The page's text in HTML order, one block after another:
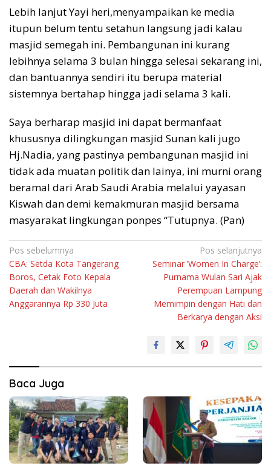
Lebih lanjut Yayi heri,menyampaikan ke media
itupun belum tentu setahun langsung jadi kalau
masjid semegah ini. Pembangunan ini kurang
lebihnya selama 3 bulan hingga selesai sekarang ini,
dan bantuannya sendiri itu berupa material
sistemnya bertahap hingga jadi selama 3 kali.
Saya berharap masjid ini dapat bermanfaat
khususnya dilingkungan masjid Sunan kali jugo
Hj.Nadia, yang pastinya pembangunan masjid ini
tidak ada muatan politik dan lainya, ini murni orang
beramal dari Arab Saudi Arabia melalui yayasan
Kiswah dan demi kemakmuran masjid bersama
masyarakat lingkungan ponpes “Tutupnya. (Pan)
Navigasi
pos
Pos sebelumnya
CBA: Setda Kota Tangerang
Boros, Cetak Foto Kepala
Daerah dan Wakilnya
Anggarannya Rp 330 Juta
Pos selanjutnya
Seminar ‘Women In Charge’:
Purnama Wulan Sari Ajak
Perempuan Lampung
Memimpin dengan Hati dan
Berkarya dengan Aksi
Baca Juga